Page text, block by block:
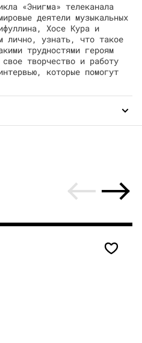
«Энигма» телеканала
деятели музыкальных
Хосе Кура и
лично, узнать, что такое
трудностями героям
творчество и работу
которые помогут